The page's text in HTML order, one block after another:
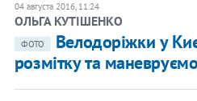
04 августа 2016, 11:24
ОЛЬГА КУТІШЕНКО
ФОТО
Велодоріжки у
розмітку та